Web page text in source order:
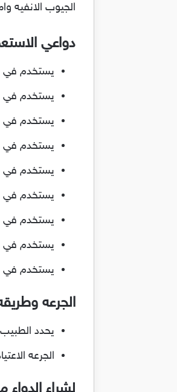
الجيوب الانفيه
دواعي
يستخدم في
يستخدم في
يستخدم في
يستخدم في
يستخدم في
يستخدم في
يستخدم في
يستخدم في
يستخدم في
الجرعه
يحدد
الجرعه